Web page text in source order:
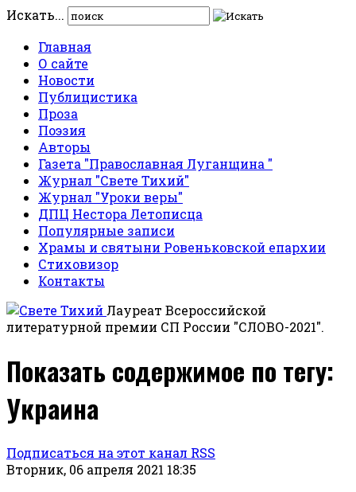
Искать...
Главная
О сайте
Новости
Публицистика
Проза
Поэзия
Авторы
Газета "Православная Луганщина "
Журнал "Свете Тихий"
Журнал "Уроки веры"
ДПЦ Нестора Летописца
Популярные записи
Храмы и святыни Ровеньковской епархии
Стиховизор
Контакты
Лауреат Всероссийской
литературной премии СП России "СЛОВО-2021".
Показать содержимое по тегу:
Украина
Подписаться на этот канал RSS
Вторник, 06 апреля 2021 18:35